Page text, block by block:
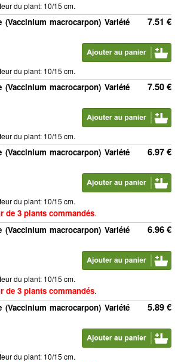
du plant: 10/15 cm.
7.51 €
(Vaccinium macrocarpon) Variété
du plant: 10/15 cm.
7.50 €
(Vaccinium macrocarpon) Variété
du plant: 10/15 cm.
6.97 €
(Vaccinium macrocarpon) Variété
du plant: 10/15 cm.
de 3 plants commandés.
6.96 €
(Vaccinium macrocarpon) Variété
du plant: 10/15 cm.
de 3 plants commandés.
5.89 €
(Vaccinium macrocarpon) Variété
du plant: 10/15 cm.